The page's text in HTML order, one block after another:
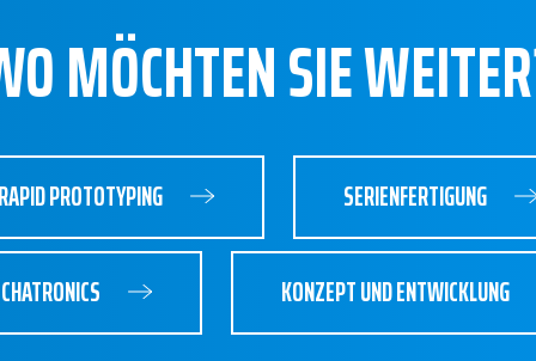
MÖCHTEN SIE
PROTOTYPING SERIENFERTIGUNG
KONZEPT UND ENTWICKLUNG